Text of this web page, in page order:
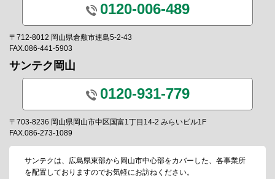
0120-006-489
〒712-8012 岡山県倉敷市連島5-2-43
FAX.086-441-5903
サンテク岡山
0120-931-779
〒703-8236 岡山県岡山市中区国富1丁目14-2 みらいビル1F
FAX.086-273-1089
サンテクは、広島県東部から岡山市中心部をカバーした、各事業所
を配置しておりますのでお気軽にお訪ねください。